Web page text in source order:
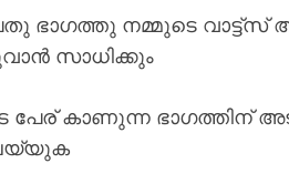
ഭാഗത്തു നമ്മുടെ വാട്ട്സ്
സാധിക്കും
കാണുന്ന ഭാഗത്തിന്